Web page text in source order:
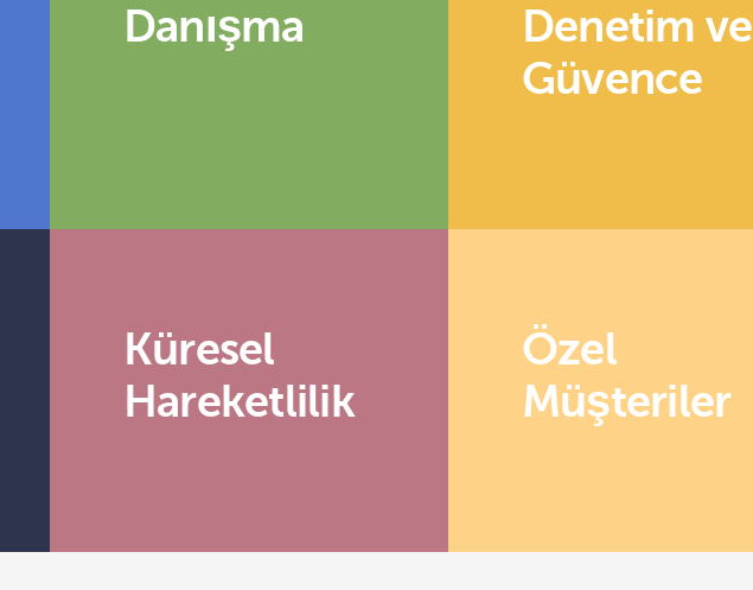
Danışma
Denetim ve
Güvence
Küresel
Hareketlilik
Özel
Müşteriler